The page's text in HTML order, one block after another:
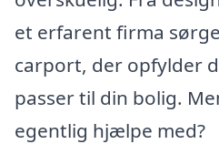
et erfarent firma
carport, der opfylder
passer til din bolig.
egentlig hjælpe med?